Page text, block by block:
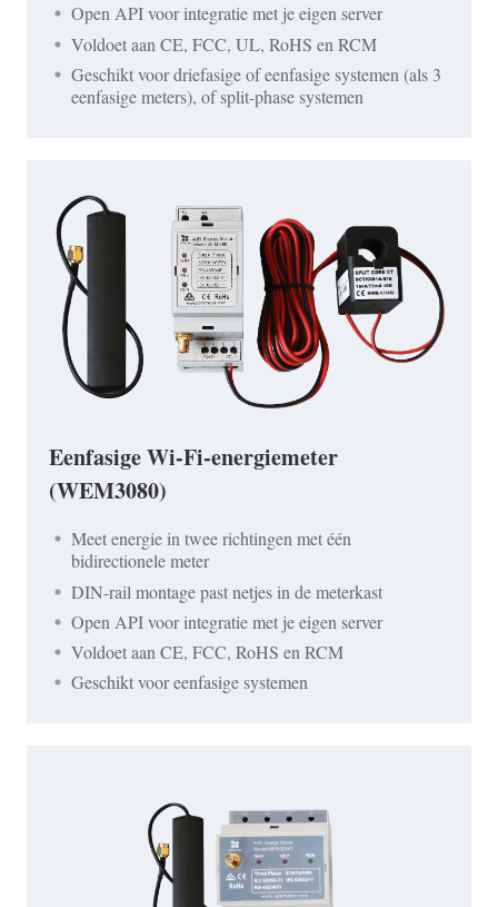
Open API voor integratie met je eigen server
Voldoet aan CE, FCC, UL, RoHS en RCM
Geschikt voor driefasige of eenfasige systemen (als 3
eenfasige meters), of split-phase systemen
Eenfasige Wi-Fi-energiemeter
(WEM3080)
Meet energie in twee richtingen met één
bidirectionele meter
DIN-rail montage past netjes in de meterkast
Open API voor integratie met je eigen server
Voldoet aan CE, FCC, RoHS en RCM
Geschikt voor eenfasige systemen